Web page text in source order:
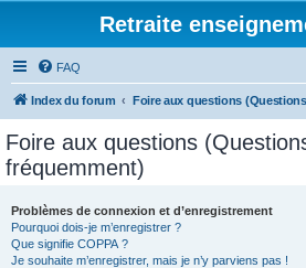
Retraite
FAQ
Index du forum Foire aux questions
Foire aux questions
fréquemment)
Problèmes de connexion et d’enregistrement
Pourquoi dois-je m’enregistrer ?
Que signifie COPPA ?
Je souhaite m’enregistrer, mais je n’y parviens pas !